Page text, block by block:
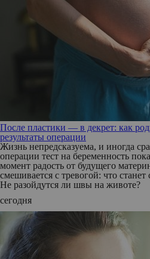
После пластики — в декрет: как
результаты операции
Жизнь непредсказуема, и иногда
операции тест на беременность
момент радость от будущего
смешивается с тревогой: что
Не разойдутся ли швы на животе?
сегодня